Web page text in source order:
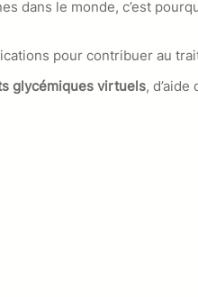
dans le monde, c’est
pour contribuer au
glycémiques virtuels,